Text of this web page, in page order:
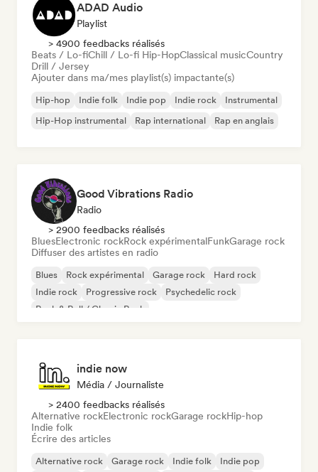
ADAD Audio
Playlist
> 4900 feedbacks réalisés
Beats / Lo-fiChill / Lo-fi Hip-HopClassical musicCountry
Drill / Jersey
Ajouter dans ma/mes playlist(s) impactante(s)
Hip-hop Indie folk Indie pop Indie rock
Instrumental
Hip-Hop instrumental
Rap international Rap en anglais
Good Vibrations Radio
Radio
> 2900 feedbacks réalisés
BluesElectronic rockRock expérimentalFunkGarage rock
Diffuser des artistes en radio
Blues Rock expérimental Garage rock
Hard rock
Indie rock
Progressive rock
Psychedelic rock
Rock & Roll / Classic Rock
indie now
Média / Journaliste
> 2400 feedbacks réalisés
Alternative rockElectronic rockGarage rockHip-hop
Indie folk
Écrire des articles
Alternative rock Garage rock Indie folk
Indie pop